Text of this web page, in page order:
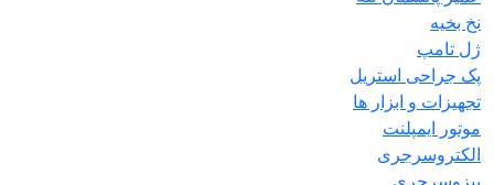
نخ بخیه
ژل تامپ
پک جراحی استریل
تجهیزات و ابزار ها
موتور ایمپلنت
الکتروسرجری